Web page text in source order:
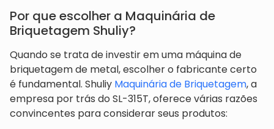
Por que escolher a Maquinária de
Briquetagem Shuliy?
Quando se trata de investir em uma máquina de
briquetagem de metal, escolher o fabricante certo
é fundamental. Shuliy Maquinária de Briquetagem, a
empresa por trás do SL-315T, oferece várias razões
convincentes para considerar seus produtos: